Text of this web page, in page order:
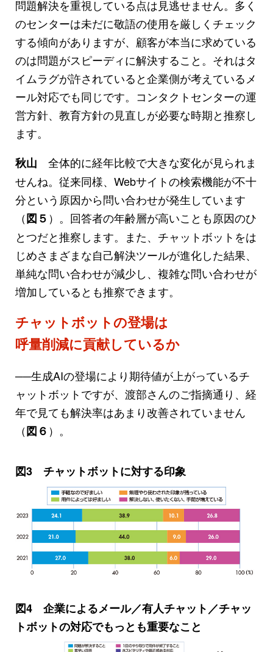
問題解決を重視している点は見逃せません。多く
のセンターは未だに敬語の使用を厳しくチェック
する傾向がありますが、顧客が本当に求めている
のは問題がスピーディに解決すること。それはタ
イムラグが許されていると企業側が考えているメ
ール対応でも同じです。コンタクトセンターの運
営方針、教育方針の見直しが必要な時期と推察し
ます。
秋山 全体的に経年比較で大きな変化が見られま
せんね。従来同様、Webサイトの検索機能が不十
分という原因から問い合わせが発生しています
（図５ ）。回答者の年齢層が高いことも原因のひ
とつだと推察します。また、チャットボットをは
じめさまざまな自己解決ツールが進化した結果、
単純な問い合わせが減少し、複雑な問い合わせが
増加しているとも推察できます。
チャットボットの登場は
呼量削減に貢献しているか
──生成AIの登場により期待値が上がっているチ
ャットボットですが、渡部さんのご指摘通り、経
年で見ても解決率はあまり改善されていません
（図６ ）。
図3 チャットボットに対する印象
図4 企業によるメール／有人チャット／チャッ
トボットの対応でもっとも重要なこと